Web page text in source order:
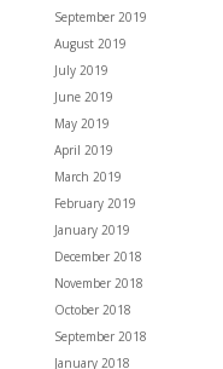
September 2019
August 2019
July 2019
June 2019
May 2019
April 2019
March 2019
February 2019
January 2019
December 2018
November 2018
October 2018
September 2018
January 2018